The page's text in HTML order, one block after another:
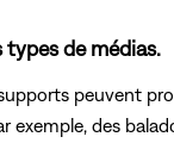
types de médias.
peuvent
exemple, des